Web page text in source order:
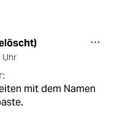
Uhr
mit dem Namen